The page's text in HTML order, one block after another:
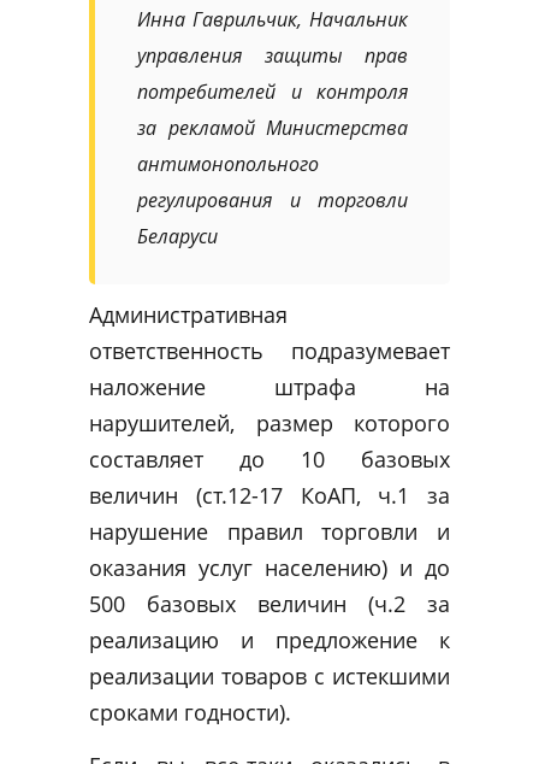
Инна Гаврильчик, Начальник
управления защиты прав
потребителей и контроля
за рекламой Министерства
антимонопольного
регулирования и торговли
Беларуси
Административная
ответственность подразумевает
наложение штрафа на
нарушителей, размер которого
составляет до 10 базовых
величин (ст.12-17 КоАП, ч.1 за
нарушение правил торговли и
оказания услуг населению) и до
500 базовых величин (ч.2 за
реализацию и предложение к
реализации товаров с истекшими
сроками годности).